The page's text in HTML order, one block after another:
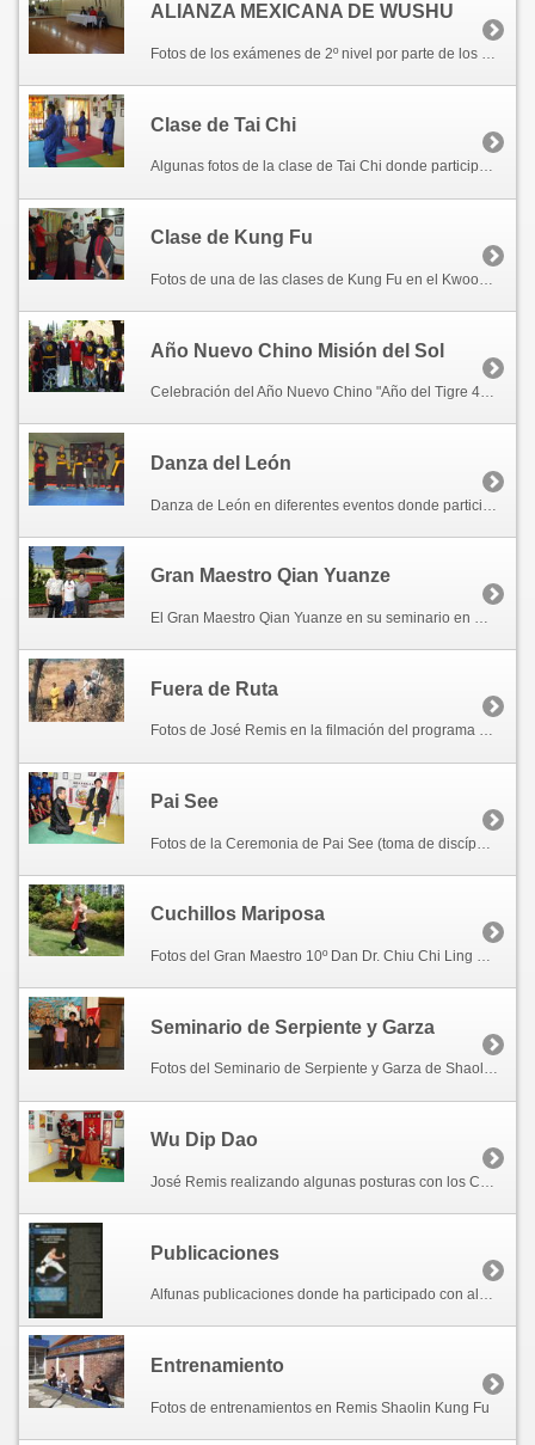
ALIANZA MEXICANA DE WUSHU
Fotos de los exámenes de 2º nivel por parte de los alimnos de la ALIANZA MEXICANA DE WUSHU que dirige el Prof. Jorge Roldan en la ciudad de Méxcio, D. F. Abril 25, 2010.
Clase de Tai Chi
Algunas fotos de la clase de Tai Chi donde participan las alumnas Yolanda Zárate, Margarita Garza y Lupita Vázquez.
Clase de Kung Fu
Fotos de una de las clases de Kung Fu en el Kwoon de Cuautla.
Año Nuevo Chino Misión del Sol
Celebración del Año Nuevo Chino "Año del Tigre 4708" en el Hotel SPA Misión del Sol en Jiutepec, Morelos. El 28 de Febrero del 2010.
Danza del León
Gran Maestro Qian Yuanze
El Gran Maestro Qian Yuanze en su seminario en Cuautla por invitación de José Remis y con el apoyo del Gran Maestro Francisco Valles Quintana discípulo del Gran Maestro Qian. Marzo 2006.
Fuera de Ruta
Fotos de José Remis en la filmación del programa de televisión "Fuera de Ruta" del Canal 22 (Infinito) de Argentina en las locaciones de los cerros de Tlayacapan en en año 2005.
Pai See
Cuchillos Mariposa
Fotos del Gran Maestro 10º Dan Dr. Chiu Chi Ling mostrando el uso de los cuchillos mariposa para el libro de armas del Hung Gar que está editando el Maestro Tonny Rossell en Andorra.
Seminario de Serpiente y Garza
Fotos del Seminario de Serpiente y Garza de Shaolin del Sur, impartido por José Remis discípulo y único representante en México del Gran Maestro 10º Dan Dr. Chiu Chi Ling. Hotel SPA Villasor salón los Cántaros, Cuautla, Morelos. Agosto 14 y 15, 2010.
Wu Dip Dao
José Remis realizando algunas posturas con los Cuchillos Mariposa "Wu Dip Dao", en su Kwoon.
Publicaciones
Alfunas publicaciones donde ha participado con algunos artículos José Remis.
Entrenamiento
Fotos de entrenamientos en Remis Shaolin Kung Fu